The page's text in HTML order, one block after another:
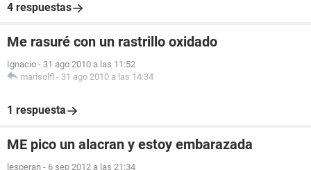
4 respuestas
Me rasuré con un rastrillo oxidado
Ignacio - 31 ago 2010 a las 11:52
marisolfl - 31 ago 2010 a las 14:34
1 respuesta
ME pico un alacran y estoy embarazada
lesperan - 6 sep 2012 a las 21:34